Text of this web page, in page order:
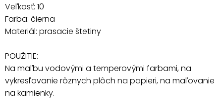
Veľkosť: 10
Farba: čierna
Materiál: prasacie štetiny
POUŽITIE:
Na maľbu vodovými a temperovými farbami, na
vykresľovanie rôznych plôch na papieri, na maľovanie
na kamienky.